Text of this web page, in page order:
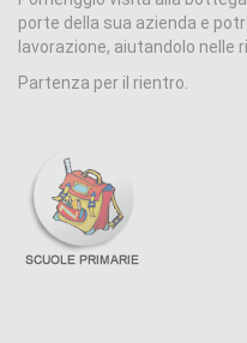
porte della sua azienda e
lavorazione, aiutandolo nelle
Partenza per il rientro.